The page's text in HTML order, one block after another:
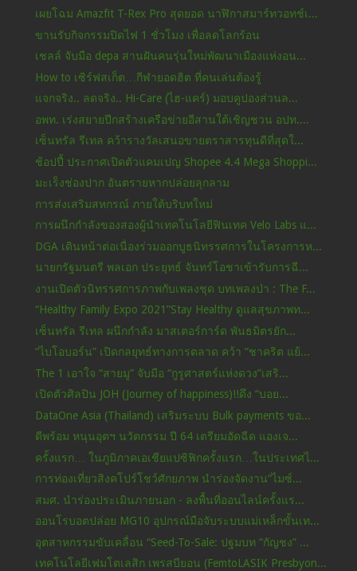
เผยโฉม Amazfit T-Rex Pro สุดยอด นาฬิกาสมาร์ทวอทช์เ...
ขานรับกิจกรรมปิดไฟ 1 ชั่วโมง เพื่อลดโลกร้อน
เชลล์ จับมือ depa สานฝันคนรุ่นใหม่พัฒนาเมืองแห่งอน...
How to เซิร์ฟสเก็ต…กีฬายอดฮิต ที่คนเล่นต้องรู้
แจกจริง.. ลดจริง.. Hi-Care (ไฮ-แคร์) มอบคูปองส่วนล...
อพท. เร่งสยายปีกสร้างเครือข่ายอีสานใต้เชิญชวน อปท....
เซ็นทรัล รีเทล คว้ารางวัลเสนอขายตราสารทุนดีที่สุดใ...
ช้อปปี้ ประกาศเปิดตัวแคมเปญ Shopee 4.4 Mega Shoppi...
มะเร็งช่องปาก อันตรายหากปล่อยลุกลาม
การส่งเสริมสหกรณ์ ภายใต้บริบทใหม่
การผนึกกำลังของสองผู้นำเทคโนโลยีฟินเทค Velo Labs แ...
DGA เดินหน้าต่อเนื่องร่วมออกบูธนิทรรศการในโครงการห...
นายกรัฐมนตรี พลเอก ประยุทธ์ จันทร์โอชาเข้ารับการฉี...
งานเปิดตัวนิทรรศการภาพกับเพลงชุด บทเพลงป่า : The F...
“Healthy Family Expo 2021”Stay Healthy ดูแลสุขภาพท...
เซ็นทรัล รีเทล ผนึกกำลัง มาสเตอร์การ์ด พันธมิตรยัก...
“ไบโอบอร์น” เปิดกลยุทธ์ทางการตลาด คว้า “ชาคริต แย้...
The 1 เอาใจ “สายมู” จับมือ “กูรูศาสตร์แห่งดวง”เสริ...
เปิดตัวศิลปิน JOH (Journey of happiness)!!ดึง “บอย...
DataOne Asia (Thailand) เสริมระบบ Bulk payments ขอ...
ดีพร้อม หนุนอุตฯ นวัตกรรม ปี 64 เตรียมอัดฉีด แองเจ...
ครั้งแรก… ในภูมิภาคเอเชียแปซิฟิกครั้งแรก…ในประเทศไ...
การท่องเที่ยวสิงคโปร์โชว์ศักยภาพ นำร่องจัดงาน“ไมซ์...
สมศ. นำร่องประเมินภายนอก - ลงพื้นที่ออนไลน์ครั้งแร...
ออนโรบอตปล่อย MG10 อุปกรณ์มือจับระบบแม่เหล็กขั้นเท...
อุตสาหกรรมขับเคลื่อน “Seed-To-Sale: ปฐมบท “กัญชง” ...
เทคโนโลยีเฟมโตเลสิก เพรสบียอน (FemtoLASIK Presbyon...